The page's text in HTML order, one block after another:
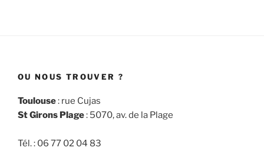
OU NOUS TROUVER ?
Toulouse: rue Cujas
St Girons Plage: 5070, av. de la Plage
Tél. : 06 77 02 04 83